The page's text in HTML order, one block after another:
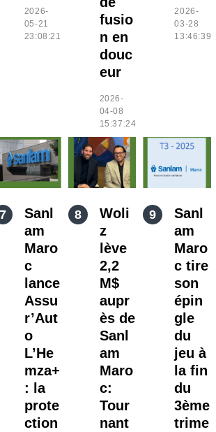
2026-
05-21
23:08:21
fusio
n en
douc
eur
2026-
04-08
15:37:24
2026-
03-28
13:46:39
Sanl
am
Maro
c
lance
Assu
r’Aut
o
L’He
mza+
: la
prote
ction
Woli
z
lève
2,2
M$
aupr
ès de
Sanl
am
Maro
c:
Tour
nant
Sanl
am
Maro
c tire
son
épin
gle
du
jeu à
la fin
du
3ème
trime